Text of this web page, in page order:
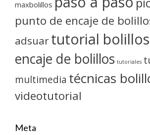
maxbolillos
punto de encaje de
adsuartutorial bolillos
encaje de bolillos tutoriales
multimedia técnicas
videotutorial
Meta